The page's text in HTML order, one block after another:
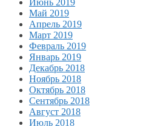
Июнь 2019
Май 2019
Апрель 2019
Март 2019
Февраль 2019
Январь 2019
Декабрь 2018
Ноябрь 2018
Октябрь 2018
Сентябрь 2018
Август 2018
Июль 2018